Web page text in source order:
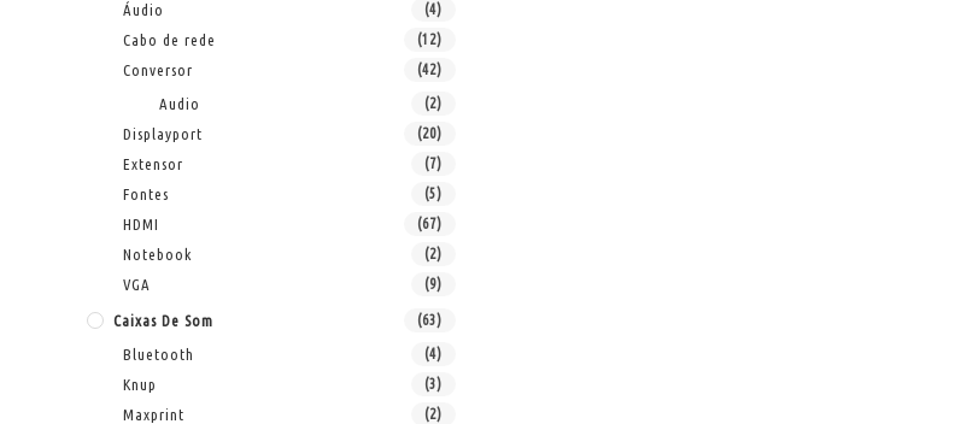
Áudio (4)
Cabo de rede (12)
Conversor (42)
Audio (2)
Displayport (20)
Extensor (7)
Fontes (5)
HDMI (67)
Notebook (2)
VGA (9)
Caixas De Som (63)
Bluetooth (4)
Knup (3)
Maxprint (2)